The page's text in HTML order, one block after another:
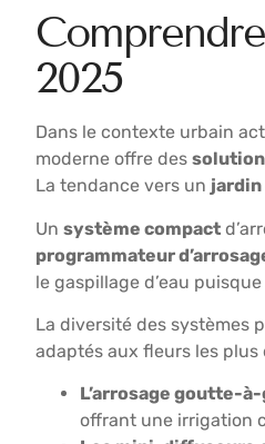
2025
Dans le contexte urbain
moderne offre des
La tendance vers un jardin
Un système compact
programmateur
le gaspillage d’eau
La diversité des systèmes
adaptés aux fleurs les plus
L’arrosage goutte-
offrant une irrigation